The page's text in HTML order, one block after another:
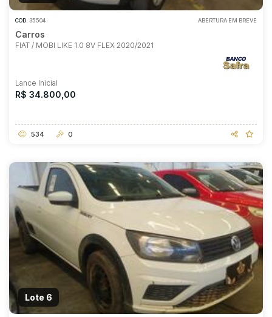
COD. 35504 ABERTURA EM BREVE
Carros
FIAT / MOBI LIKE 1.0 8V FLEX 2020/2021
Lance Inicial
R$ 34.800,00
534 0
Lote 6